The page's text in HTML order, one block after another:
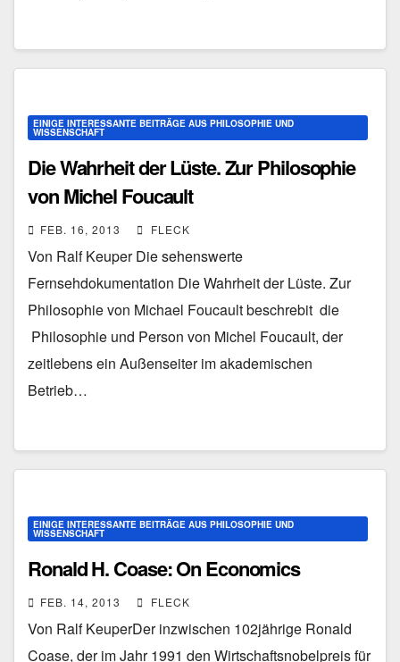
EINIGE INTERESSANTE BEITRÄGE AUS PHILOSOPHIE UND
WISSENSCHAFT
Die Wahrheit der Lüste. Zur Philosophie
von Michel Foucault
FEB. 16, 2013 FLECK
Von Ralf Keuper Die sehenswerte
Fernsehdokumentation Die Wahrheit der Lüste. Zur
Philosophie von Michael Foucault beschrebit die
Philosophie und Person von Michel Foucault, der
zeitlebens ein Außenseiter im akademischen
Betrieb…
EINIGE INTERESSANTE BEITRÄGE AUS PHILOSOPHIE UND
WISSENSCHAFT
Ronald H. Coase: On Economics
FEB. 14, 2013 FLECK
Von Ralf KeuperDer inzwischen 102jährige Ronald
Coase, der im Jahr 1991 den Wirtschaftsnobelpreis für